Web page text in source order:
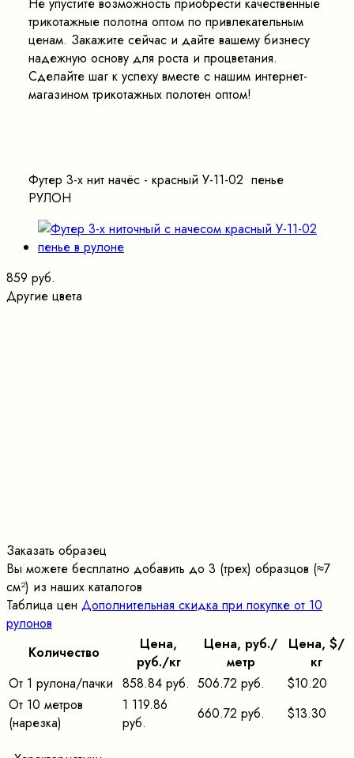
трикотажные полотна оптом по привлекательным
ценам. Закажите сейчас и дайте вашему бизнесу
надежную основу для роста и процветания.
Сделайте шаг к успеху вместе с нашим интернет-
магазином трикотажных полотен оптом!
Футер 3-х нит начёс - красный У-11-02 пенье
РУЛОН
859 руб.
Другие цвета
Заказать образец
Вы можете бесплатно добавить до 3 (трех) образцов (≈7
cм²) из наших каталогов
Таблица цен Дополнительная скидка при покупке от 10
рулонов
Количество
Цена,
pуб./кг
Цена, pуб./
метр
Цена, $/
кг
От 1 рулона/пачки 858.84 руб. 506.72 руб.
$10.20
От 10 метров
(нарезка)
1 119.86
руб.
660.72 руб. $13.30